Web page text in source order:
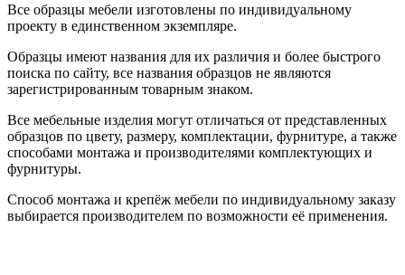
Все образцы мебели изготовлены по индивидуальному
проекту в единственном экземпляре.
Образцы имеют названия для их различия и более быстрого
поиска по сайту, все названия образцов не являются
зарегистрированным товарным знаком.
Все мебельные изделия могут отличаться от представленных
образцов по цвету, размеру, комплектации, фурнитуре, а также
способами монтажа и производителями комплектующих и
фурнитуры.
Способ монтажа и крепёж мебели по индивидуальному заказу
выбирается производителем по возможности её применения.